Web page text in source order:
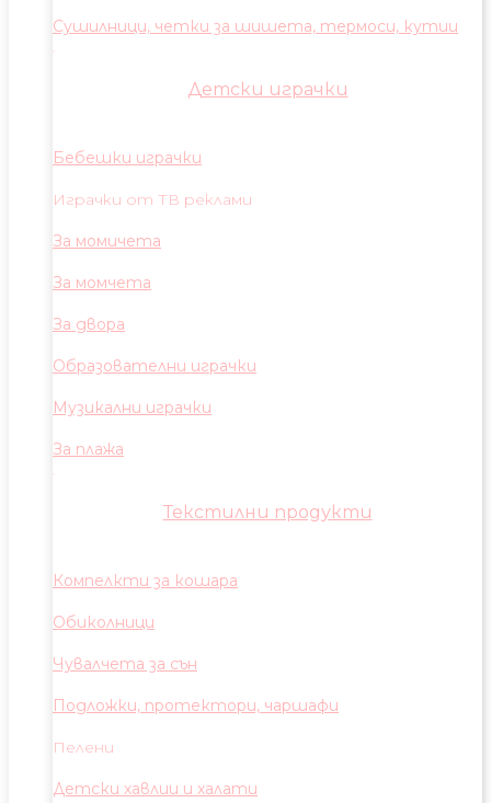
Сушилници, четки за шишета, термоси, кутии
Детски играчки
Бебешки играчки
Играчки от ТВ реклами
За момичета
За момчета
За двора
Образователни играчки
Музикални играчки
За плажа
Текстилни продукти
Компелкти за кошара
Обиколници
Чувалчета за сън
Подложки, протектори, чаршафи
Пелени
Детски хавлии и халати